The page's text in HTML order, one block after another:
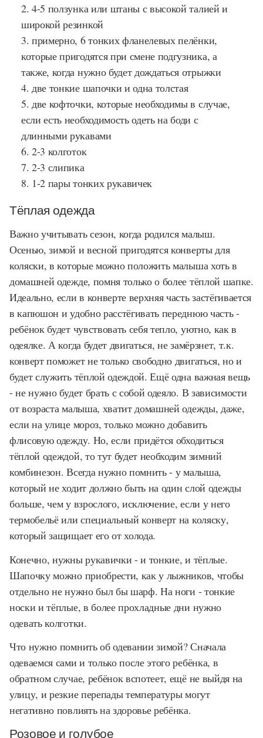
4-5 ползунка или штаны с высокой талией и
широкой резинкой
примерно, 6 тонких фланелевых пелёнки,
которые пригодятся при смене подгузника, а
также, когда нужно будет дождаться отрыжки
две тонкие шапочки и одна толстая
две кофточки, которые необходимы в случае,
если есть необходимость одеть на боди с
длинными рукавами
2-3 колготок
2-3 слипика
1-2 пары тонких рукавичек
Тёплая одежда
Важно учитывать сезон, когда родился малыш.
Осенью, зимой и весной пригодятся конверты для
коляски, в которые можно положить малыша хоть в
домашней одежде, помня только о более тёплой шапке.
Идеально, если в конверте верхняя часть застёгивается
в капюшон и удобно расстёгивать переднюю часть -
ребёнок будет чувствовать себя тепло, уютно, как в
одеялке. А когда будет двигаться, не замёрзнет, т.к.
конверт поможет не только свободно двигаться, но и
будет служить тёплой одеждой. Ещё одна важная вещь
- не нужно будет брать с собой одеяло. В зависимости
от возраста малыша, хватит домашней одежды, даже,
если на улице мороз, только можно добавить
флисовую одежду. Но, если придётся обходиться
тёплой одеждой, то тут будет необходим зимний
комбинезон. Всегда нужно помнить - у малыша,
который не ходит должно быть на один слой одежды
больше, чем у взрослого, исключение, если у него
термобельё или специальный конверт на коляску,
который защищает его от холода.
Конечно, нужны рукавички - и тонкие, и тёплые.
Шапочку можно приобрести, как у лыжников, чтобы
отдельно не нужно был бы шарф. На ноги - тонкие
носки и тёплые, в более прохладные дни нужно
одевать колготки.
Что нужно помнить об одевании зимой? Сначала
одеваемся сами и только после этого ребёнка, в
обратном случае, ребёнок вспотеет, ещё не выйдя на
улицу, и резкие перепады температуры могут
негативно повлиять на здоровье ребёнка.
Розовое и голубое